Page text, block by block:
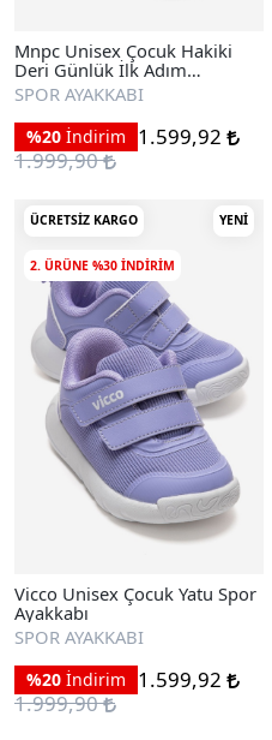
Mnpc Unisex Çocuk Hakiki
Deri Günlük İlk Adım
Ayakkabı
SPOR AYAKKABI
%20 İndirim
1.599,92
1.999,90
ÜCRETSIZ KARGO YENI
2. ÜRÜNE %30 INDIRIM
Vicco Unisex Çocuk Yatu Spor
Ayakkabı
SPOR AYAKKABI
%20 İndirim
1.599,92
1.999,90